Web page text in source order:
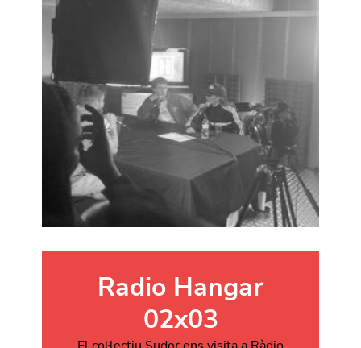
Radio Hangar
02x03